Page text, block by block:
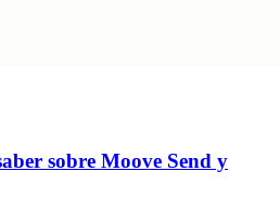
sobre Moove Send y